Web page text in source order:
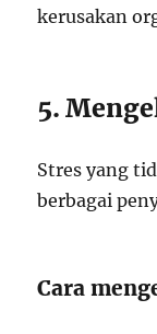
kerusakan
5.
Stres yang
berbagai
Cara